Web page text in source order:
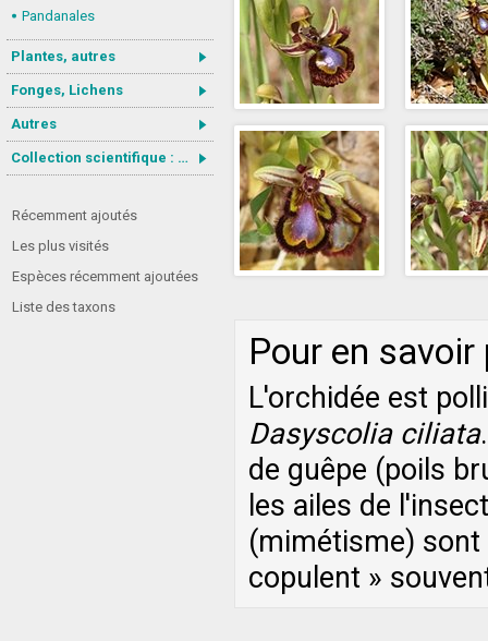
Pandanales
Plantes, autres
Fonges, Lichens
Autres
Collection scientifique : Gastrotricha
Récemment ajoutés
Les plus visités
Espèces récemment ajoutées
Liste des taxons
Pour en
L'orchidée est
Dasyscolia ciliata
de guêpe (poils
les ailes de
(mimétisme) sont
copulent »